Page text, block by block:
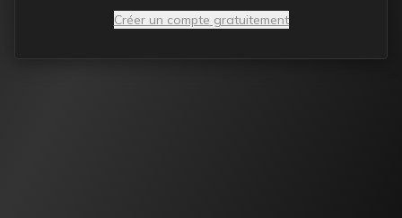
Créer un compte gratuitement